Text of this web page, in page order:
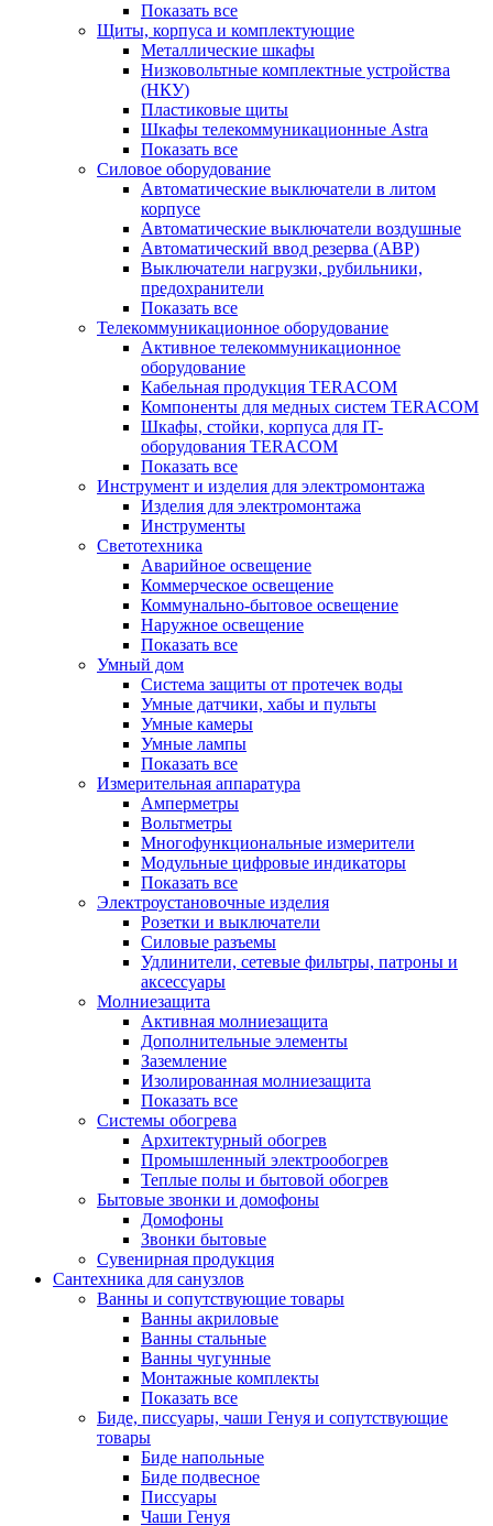
Показать все
Щиты, корпуса и комплектующие
Металлические шкафы
Низковольтные комплектные устройства
(НКУ)
Пластиковые щиты
Шкафы телекоммуникационные Astra
Показать все
Силовое оборудование
Автоматические выключатели в литом
корпусе
Автоматические выключатели воздушные
Автоматический ввод резерва (АВР)
Выключатели нагрузки, рубильники,
предохранители
Показать все
Телекоммуникационное оборудование
Активное телекоммуникационное
оборудование
Кабельная продукция TERACOM
Компоненты для медных систем TERACOM
Шкафы, стойки, корпуса для IT-
оборудования TERACOM
Показать все
Инструмент и изделия для электромонтажа
Изделия для электромонтажа
Инструменты
Светотехника
Аварийное освещение
Коммерческое освещение
Коммунально-бытовое освещение
Наружное освещение
Показать все
Умный дом
Система защиты от протечек воды
Умные датчики, хабы и пульты
Умные камеры
Умные лампы
Показать все
Измерительная аппаратура
Амперметры
Вольтметры
Многофункциональные измерители
Модульные цифровые индикаторы
Показать все
Электроустановочные изделия
Розетки и выключатели
Силовые разъемы
Удлинители, сетевые фильтры, патроны и
аксессуары
Молниезащита
Активная молниезащита
Дополнительные элементы
Заземление
Изолированная молниезащита
Показать все
Системы обогрева
Архитектурный обогрев
Промышленный электрообогрев
Теплые полы и бытовой обогрев
Бытовые звонки и домофоны
Домофоны
Звонки бытовые
Сувенирная продукция
Сантехника для санузлов
Ванны и сопутствующие товары
Ванны акриловые
Ванны стальные
Ванны чугунные
Монтажные комплекты
Показать все
Биде, писсуары, чаши Генуя и сопутствующие
товары
Биде напольные
Биде подвесное
Писсуары
Чаши Генуя